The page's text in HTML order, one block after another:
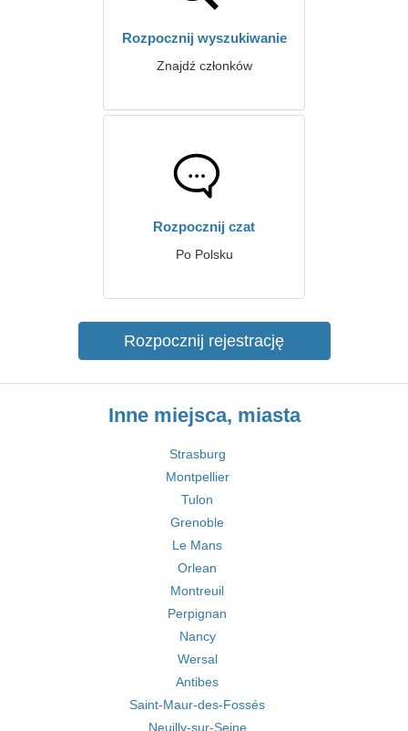
Rozpocznij wyszukiwanie
Znajdź członków
Rozpocznij czat
Po Polsku
Rozpocznij rejestrację
Inne miejsca, miasta
Strasburg
Montpellier
Tulon
Grenoble
Le Mans
Orlean
Montreuil
Perpignan
Nancy
Wersal
Antibes
Saint-Maur-des-Fossés
Neuilly-sur-Seine